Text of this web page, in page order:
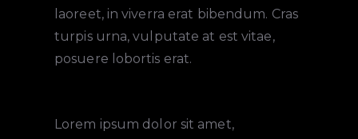
laoreet, in viverra erat bibendum. Cras
turpis urna, vulputate at est vitae,
posuere lobortis erat.
Lorem ipsum dolor sit amet,